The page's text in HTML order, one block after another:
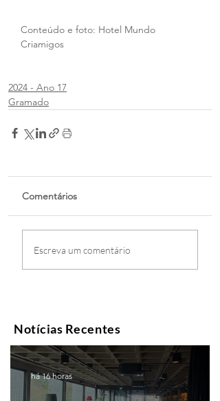
Conteúdo e foto: Hotel Mundo
Criamigos
2024 - Ano 17
Gramado
Comentários
Escreva um comentário
Notícias Recentes
há 16 horas